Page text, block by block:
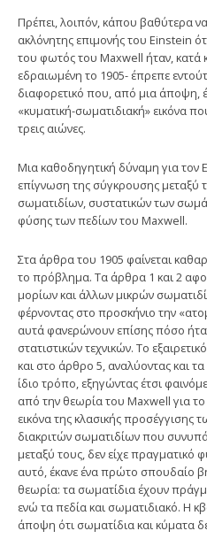
Πρέπει, λοιπόν, κάπου βαθύτερα να
ακλόνητης επιμονής του Einstein
του φωτός του Maxwell ήταν, κατά
εδραιωμένη το 1905- έπρεπε
διαφορετικό που, από μια άποψη,
«κυματική-σωματιδιακή» εικόνα
τρεις αιώνες.
Mια καθοδηγητική δύναμη για τον
επίγνωση της σύγκρουσης μεταξύ
σωματιδίων, συστατικών των
φύσης των πεδίων του Maxwell.
Στα άρθρα του 1905 φαίνεται
το πρόβλημα. Tα άρθρα 1 και 2
μορίων και άλλων μικρών
φέρνοντας στο προσκήνιο την
αυτά φανερώνουν επίσης πόσο
στατιστικών τεχνικών. Tο
και στο άρθρο 5, αναλύοντας και
ίδιο τρόπο, εξηγώντας έτσι
από την θεωρία του Maxwell για
εικόνα της κλασικής προσέγγισης
διακριτών σωματιδίων που
μεταξύ τους, δεν είχε πραγματικό
αυτό, έκανε ένα πρώτο σπουδαίο
θεωρία: τα σωματίδια έχουν
ενώ τα πεδία και σωματιδιακό. H
άποψη ότι σωματίδια και κύματα